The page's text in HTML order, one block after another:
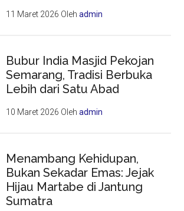
11 Maret 2026 Olehadmin
Bubur India Masjid Pekojan
Semarang, Tradisi Berbuka
Lebih dari Satu Abad
10 Maret 2026 Olehadmin
Menambang Kehidupan,
Bukan Sekadar Emas: Jejak
Hijau Martabe di Jantung
Sumatra